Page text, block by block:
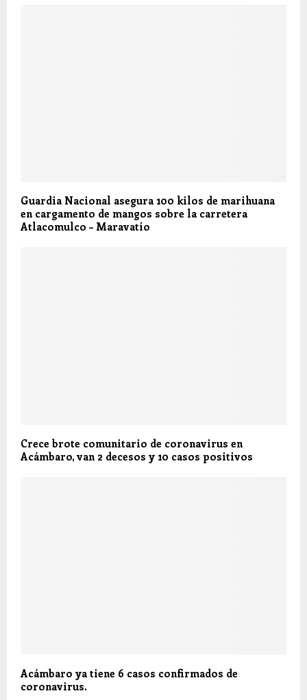
Guardia Nacional asegura 100 kilos de marihuana
en cargamento de mangos sobre la carretera
Atlacomulco – Maravatío
Crece brote comunitario de coronavirus en
Acámbaro, van 2 decesos y 10 casos positivos
Acámbaro ya tiene 6 casos confirmados de
coronavirus.